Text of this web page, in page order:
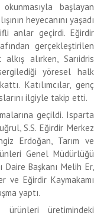
başlayan
heyecanını yaşadı
anlar geçirdi. Eğirdir
gerçekleştirilen
alırken, Sarıidris
yöresel halk
Katılımcılar, genç
ilgiyle takip etti.
geçildi. Isparta
S.S. Eğirdir Merkez
Erdoğan, Tarım ve
Genel Müdürlüğü
Daire Başkanı Melih Er,
ve Eğirdir Kaymakamı
yaptı.
ürünleri üretimindeki